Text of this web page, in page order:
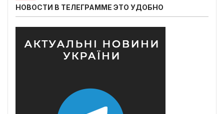
НОВОСТИ В ТЕЛЕГРАММЕ ЭТО УДОБНО